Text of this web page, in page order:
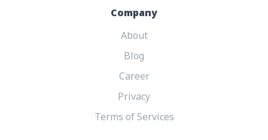
Company
About
Blog
Career
Privacy
Terms of Services